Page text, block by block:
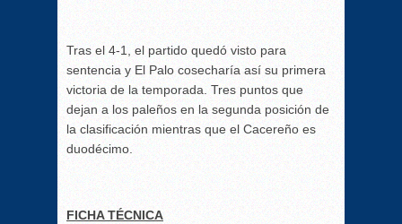
Tras el 4-1, el partido quedó visto para
sentencia y El Palo cosecharía así su primera
victoria de la temporada. Tres puntos que
dejan a los paleños en la segunda posición de
la clasificación mientras que el Cacereño es
duodécimo.
FICHA TÉCNICA